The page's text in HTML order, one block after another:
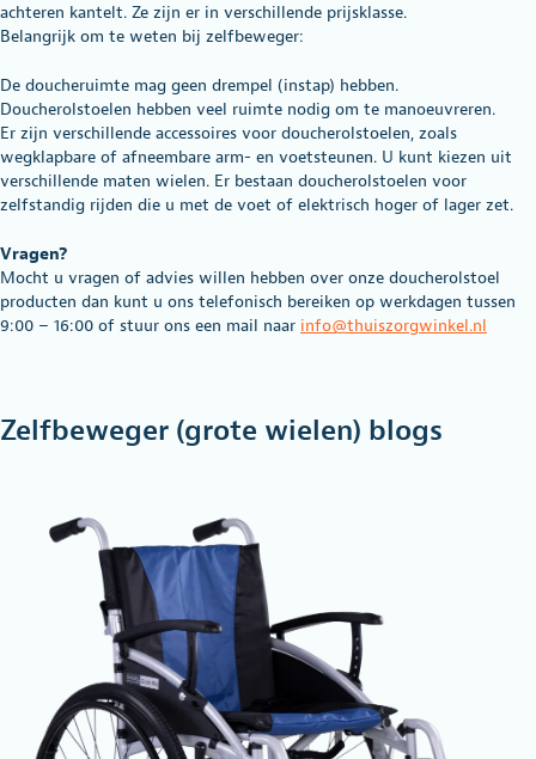
achteren kantelt. Ze zijn er in verschillende prijsklasse.
Belangrijk om te weten bij zelfbeweger:
De doucheruimte mag geen drempel (instap) hebben.
Doucherolstoelen hebben veel ruimte nodig om te manoeuvreren.
Er zijn verschillende accessoires voor doucherolstoelen, zoals
wegklapbare of afneembare arm- en voetsteunen. U kunt kiezen uit
verschillende maten wielen. Er bestaan doucherolstoelen voor
zelfstandig rijden die u met de voet of elektrisch hoger of lager zet.
Vragen?
Mocht u vragen of advies willen hebben over onze doucherolstoel
producten dan kunt u ons telefonisch bereiken op werkdagen tussen
9:00 – 16:00 of stuur ons een mail naar info@thuiszorgwinkel.nl
Zelfbeweger (grote wielen) blogs